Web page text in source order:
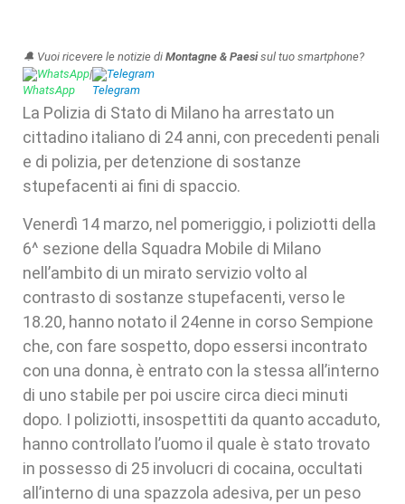
🔔 Vuoi ricevere le notizie di Montagne & Paesisul tuo smartphone?
WhatsApp| Telegram
La Polizia di Stato di Milano ha arrestato un
cittadino italiano di 24 anni, con precedenti penali
e di polizia, per detenzione di sostanze
stupefacenti ai fini di spaccio.
Venerdì 14 marzo, nel pomeriggio, i poliziotti della
6^ sezione della Squadra Mobile di Milano
nell’ambito di un mirato servizio volto al
contrasto di sostanze stupefacenti, verso le
18.20, hanno notato il 24enne in corso Sempione
che, con fare sospetto, dopo essersi incontrato
con una donna, è entrato con la stessa all’interno
di uno stabile per poi uscire circa dieci minuti
dopo. I poliziotti, insospettiti da quanto accaduto,
hanno controllato l’uomo il quale è stato trovato
in possesso di 25 involucri di cocaina, occultati
all’interno di una spazzola adesiva, per un peso